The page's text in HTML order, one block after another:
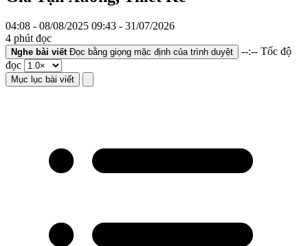
04:08 - 08/08/2025 09:43 - 31/07/2026
4 phút đọc
Nghe bài viết Đọc bằng giọng mặc định của trình duyệt --:-- Tốc độ
đọc
Mục lục bài viết